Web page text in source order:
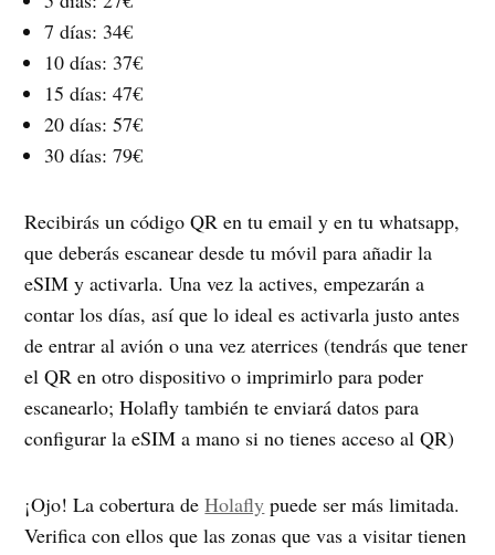
7 días: 34€
10 días: 37€
15 días: 47€
20 días: 57€
30 días: 79€
Recibirás un código QR en tu email y en tu whatsapp,
que deberás escanear desde tu móvil para añadir la
eSIM y activarla. Una vez la actives, empezarán a
contar los días, así que lo ideal es activarla justo antes
de entrar al avión o una vez aterrices (tendrás que tener
el QR en otro dispositivo o imprimirlo para poder
escanearlo; Holafly también te enviará datos para
configurar la eSIM a mano si no tienes acceso al QR)
¡Ojo! La cobertura deHolafly puede ser más limitada.
Verifica con ellos que las zonas que vas a visitar tienen